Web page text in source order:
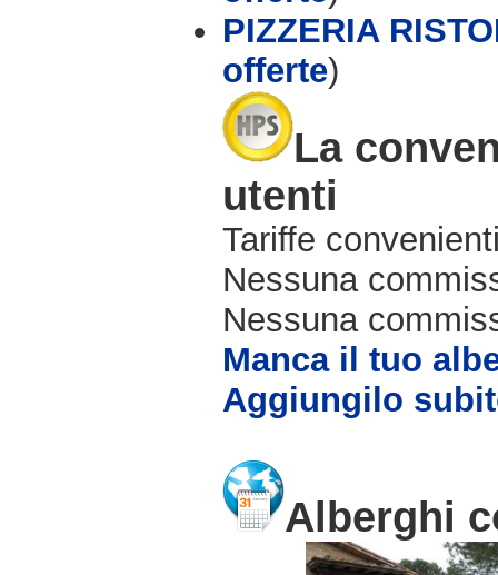
PIZZERIA
offerte)
La
utenti
Tariffe
Nessuna
Nessuna
Manca il tuo
Aggiungilo
Alberghi